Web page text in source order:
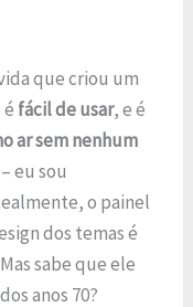
que criou um
é fácil de usar, e é
ar sem nenhum
eu sou
o painel
dos temas é
sabe que ele
anos 70?